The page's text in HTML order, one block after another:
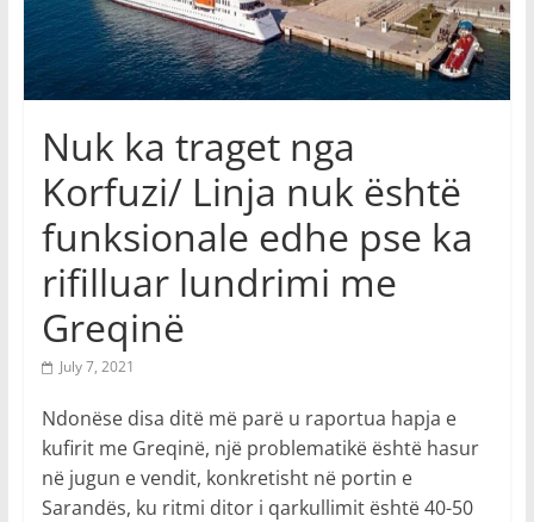
Nuk ka traget nga
Korfuzi/ Linja nuk është
funksionale edhe pse ka
rifilluar lundrimi me
Greqinë
July 7, 2021
Ndonëse disa ditë më parë u raportua hapja e
kufirit me Greqinë, një problematikë është hasur
në jugun e vendit, konkretisht në portin e
Sarandës, ku ritmi ditor i qarkullimit është 40-50